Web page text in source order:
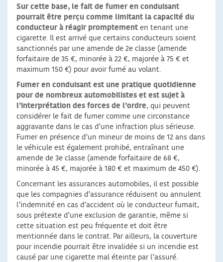
Sur cette base, le fait de fumer en conduisant
pourrait être perçu comme limitant la capacité du
conducteur à réagir promptement en tenant une
cigarette. Il est arrivé que certains conducteurs soient
sanctionnés par une amende de 2e classe (amende
forfaitaire de 35 €, minorée à 22 €, majorée à 75 € et
maximum 150 €) pour avoir fumé au volant.
Fumer en conduisant est une pratique quotidienne
pour de nombreux automobilistes et est sujet à
l’interprétation des forces de l’ordre, qui peuvent
considérer le fait de fumer comme une circonstance
aggravante dans le cas d’une infraction plus sérieuse.
Fumer en présence d’un mineur de moins de 12 ans dans
le véhicule est également prohibé, entraînant une
amende de 3e classe (amende forfaitaire de 68 €,
minorée à 45 €, majorée à 180 € et maximum de 450 €).
Concernant les assurances automobiles, il est possible
que les compagnies d’assurance réduisent ou annulent
l’indemnité en cas d’accident où le conducteur fumait,
sous prétexte d’une exclusion de garantie, même si
cette situation est peu fréquente et doit être
mentionnée dans le contrat. Par ailleurs, la couverture
pour incendie pourrait être invalidée si un incendie est
causé par une cigarette mal éteinte par l’assuré.